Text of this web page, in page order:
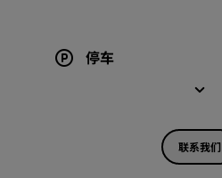
停车
联系我们